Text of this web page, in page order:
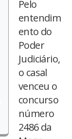
Pelo
entendim
ento do
Poder
Judiciário,
o casal
venceu o
concurso
número
2486 da